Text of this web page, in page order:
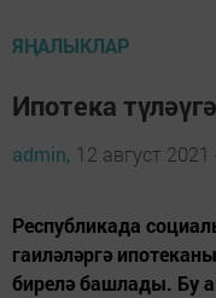
ЯҢАЛЫКЛАР
Ипотека
admin, 12 август 2021
Республикада
гаиләләргә
бирелә башлады. Бу